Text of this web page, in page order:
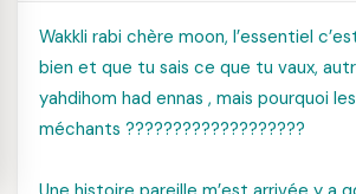
Wakkli rabi chère moon, l’essentiel
bien et que tu sais ce que tu vaux,
yahdihom had ennas , mais pourquoi
méchants ???????????????????